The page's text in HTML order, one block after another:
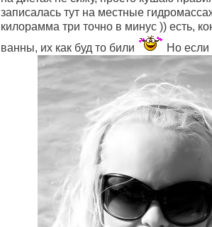
записалась тут на местные
килорамма три точно в минус )) есть,
ванны, их как буд то били
Но если